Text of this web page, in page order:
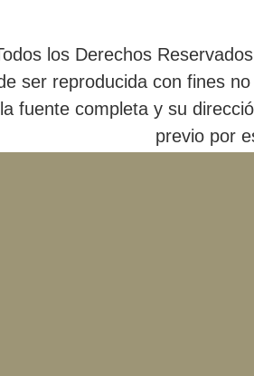
los Derechos
ser reproducida con fines
fuente completa y su
previo por